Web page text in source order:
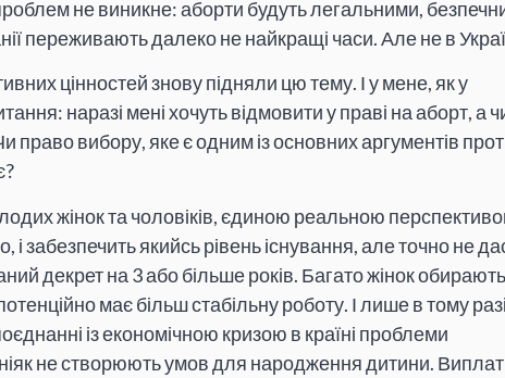
не виникне: аборти будуть легальними,
переживають далеко не найкращі часи. Але не в
цінностей знову підняли цю тему. І у мене, як у
наразі мені хочуть відмовити у праві на аборт, а
вибору, яке є одним із основних аргументів
жінок та чоловіків, єдиною реальною
забезпечить якийсь рівень існування, але точно не
декрет на 3 або більше років. Багато жінок
має більш стабільну роботу. І лише в тому
із економічною кризою в країні проблеми
не створюють умов для народження дитини.